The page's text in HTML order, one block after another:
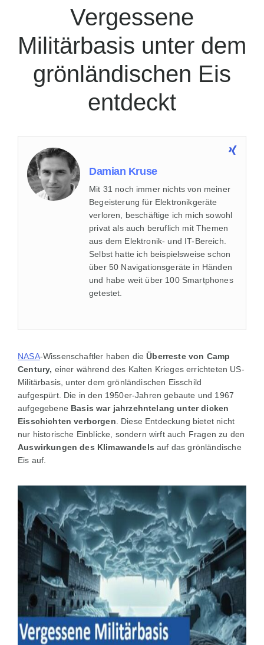
Vergessene
Militärbasis unter dem
grönländischen Eis
entdeckt
Damian Kruse
Mit 31 noch immer nichts von meiner
Begeisterung für Elektronikgeräte
verloren, beschäftige ich mich sowohl
privat als auch beruflich mit Themen
aus dem Elektronik- und IT-Bereich.
Selbst hatte ich beispielsweise schon
über 50 Navigationsgeräte in Händen
und habe weit über 100 Smartphones
getestet.
NASA-Wissenschaftler haben dieÜberreste von Camp
Century, einer während des Kalten Krieges errichteten US-
Militärbasis, unter dem grönländischen Eisschild
aufgespürt. Die in den 1950er-Jahren gebaute und 1967
aufgegebene Basis war jahrzehntelang unter dicken
Eisschichten verborgen . Diese Entdeckung bietet nicht
nur historische Einblicke, sondern wirft auch Fragen zu den
Auswirkungen des Klimawandels auf das grönländische
Eis auf.